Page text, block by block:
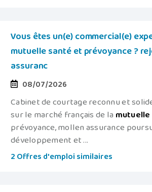
Vous êtes un(e) commercial(e)
mutuelle santé et prévoyance ?
assuranc
08/07/2026
Cabinet de courtage reconnu et
sur le marché français de la mutuelle
prévoyance, mollen assurance
développement et ...
2 Offres d'emploi similaires